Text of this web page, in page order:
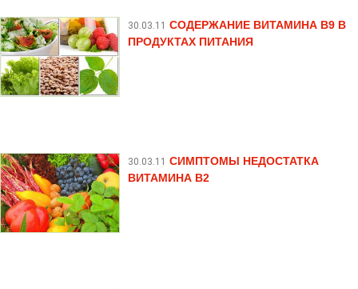
30.03.11 СОДЕРЖАНИЕ ВИТАМИНА В9 В
ПРОДУКТАХ ПИТАНИЯ
30.03.11 СИМПТОМЫ НЕДОСТАТКА
ВИТАМИНА В2